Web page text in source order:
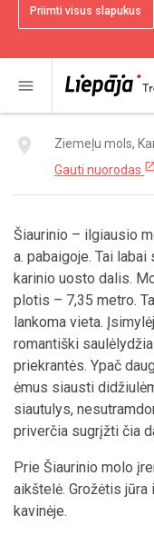
Priimti visus slapukus
menu
place
Ziemeļu mols,
Gauti nuorodas open_in_new
Šiaurinio – ilgiausio
a. pabaigoje. Tai
karinio uosto dalis.
plotis – 7,35 metro.
lankoma vieta.
romantiški
priekrantės. Ypač
ėmus siausti
siautulys,
priverčia sugrįžti čia
Prie Šiaurinio molo
aikštelė. Grožėtis
kavinėje.